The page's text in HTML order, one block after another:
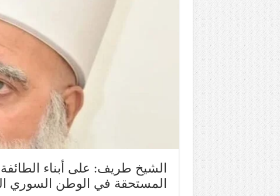
الشيخ طريف: على أبناء
المستحقة في الوطن السوري